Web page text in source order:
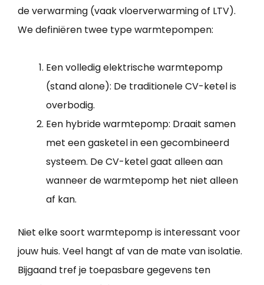
de verwarming (vaak vloerverwarming of LTV).
We definiëren twee type warmtepompen:
Een volledig elektrische warmtepomp
(stand alone): De traditionele CV-ketel is
overbodig.
Een hybride warmtepomp: Draait samen
met een gasketel in een gecombineerd
systeem. De CV-ketel gaat alleen aan
wanneer de warmtepomp het niet alleen
af kan.
Niet elke soort warmtepomp is interessant voor
jouw huis. Veel hangt af van de mate van isolatie.
Bijgaand tref je toepasbare gegevens ten